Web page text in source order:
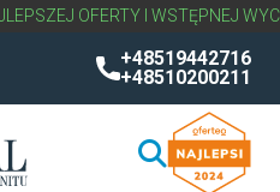
OFERTY I WSTĘPNEJ WYCENY
+48519442716
+48510200211